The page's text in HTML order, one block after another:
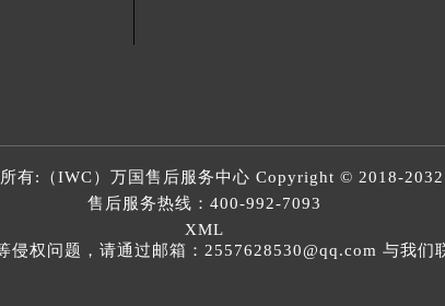
有:（IWC） 万国售后服务中心 Copyright © 2018-2032
售后服务热线： 400-992-7093
XML
权问题，请通过邮箱：2557628530@qq.com 与我